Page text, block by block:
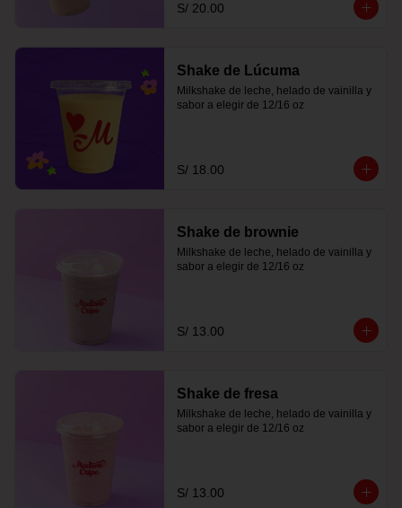
S/ 20.00
Shake de Lúcuma
Milkshake de leche, helado de vainilla y
sabor a elegir de 12/16 oz
S/ 18.00
Shake de brownie
Milkshake de leche, helado de vainilla y
sabor a elegir de 12/16 oz
S/ 13.00
Shake de fresa
Milkshake de leche, helado de vainilla y
sabor a elegir de 12/16 oz
S/ 13.00